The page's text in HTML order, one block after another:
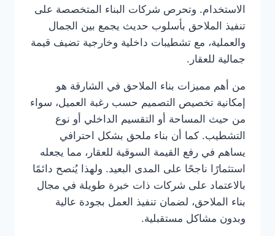
الاستخدام. وتحرص شركات البناء المتخصصة على
تنفيذ الملاحق بأسلوب حديث يجمع بين الجمال
والعملية، مع تشطيبات داخلية وخارجية تضيف قيمة
جمالية للعقار.
من أهم مميزات بناء الملاحق في الشارقة هو
إمكانية تخصيص التصميم حسب رغبة العميل، سواء
من حيث المساحة أو التقسيم الداخلي أو نوع
التشطيب. كما أن بناء ملحق بشكل احترافي
يساهم في رفع القيمة السوقية للعقار، مما يجعله
استثمارًا ناجحًا على المدى البعيد. ولهذا يُنصح دائمًا
بالاعتماد على شركات ذات خبرة طويلة في مجال
بناء الملاحق، لضمان تنفيذ العمل بجودة عالية
وبدون مشاكل مستقبلية.